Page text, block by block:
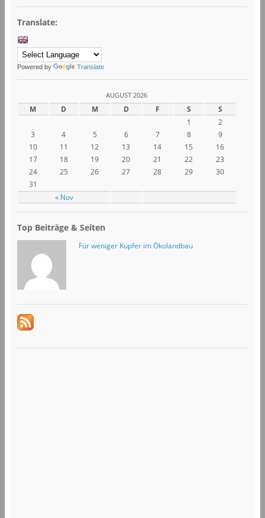
Translate:
Powered by Translate
AUGUST 2026
M D M D F S S
« Nov
1
2
3
4 5 6 7 8
9
10
11 12 13 14 15
16
17
18 19 20 21 22
23
24
25 26 27 28 29
30
31
Top Beiträge & Seiten
Für weniger Kupfer im Ökolandbau